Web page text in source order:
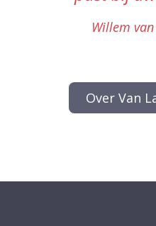
Willem
Over Van